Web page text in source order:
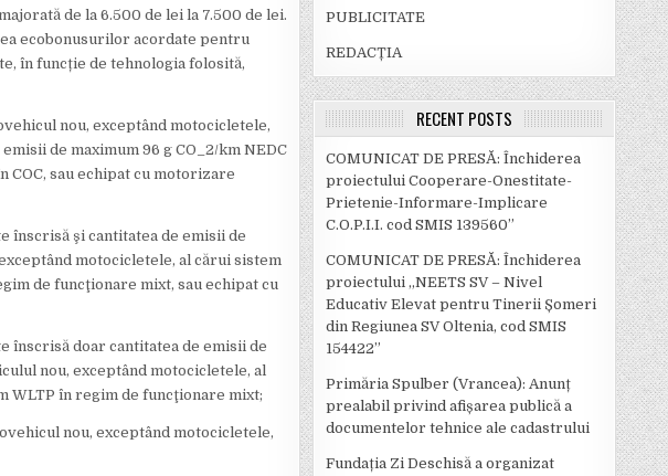
de la 6.500 de lei la 7.500 de lei.
ecobonusurilor acordate pentru
în funcție de tehnologia folosită,
nou, exceptând motocicletele,
de maximum 96 g CO_2/km NEDC
sau echipat cu motorizare
înscrisă şi cantitatea de emisii de
motocicletele, al cărui sistem
de funcţionare mixt, sau echipat cu
înscrisă doar cantitatea de emisii de
nou, exceptând motocicletele, al
WLTP în regim de funcţionare mixt;
nou, exceptând motocicletele,
PUBLICITATE
REDACȚIA
RECENT POSTS
COMUNICAT DE PRESĂ: Închiderea
proiectului Cooperare-Onestitate-
Prietenie-Informare-Implicare
C.O.P.I.I. cod SMIS 139560”
COMUNICAT DE PRESĂ: Închiderea
proiectului „NEETS SV – Nivel
Educativ Elevat pentru Tinerii Șomeri
din Regiunea SV Oltenia, cod SMIS
154422”
Primăria Spulber (Vrancea): Anunț
prealabil privind afișarea publică a
documentelor tehnice ale cadastrului
Fundația Zi Deschisă a organizat